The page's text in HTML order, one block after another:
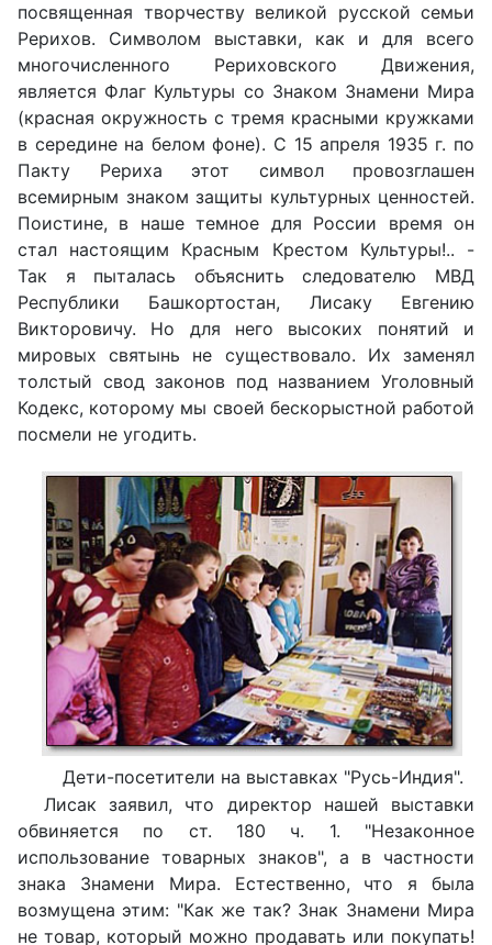
посвященная творчеству великой русской семьи
Рерихов. Символом выставки, как и для всего
многочисленного Рериховского Движения,
является Флаг Культуры со Знаком Знамени Мира
(красная окружность с тремя красными кружками
в середине на белом фоне). С 15 апреля 1935 г. по
Пакту Рериха этот символ провозглашен
всемирным знаком защиты культурных ценностей.
Поистине, в наше темное для России время он
стал настоящим Красным Крестом Культуры!.. -
Так я пыталась объяснить следователю МВД
Республики Башкортостан, Лисаку Евгению
Викторовичу. Но для него высоких понятий и
мировых святынь не существовало. Их заменял
толстый свод законов под названием Уголовный
Кодекс, которому мы своей бескорыстной работой
посмели не угодить.
Дети-посетители на выставках "Русь-Индия".
Лисак заявил, что директор нашей выставки
обвиняется по ст. 180 ч. 1. "Незаконное
использование товарных знаков", а в частности
знака Знамени Мира. Естественно, что я была
возмущена этим: "Как же так? Знак Знамени Мира
не товар, который можно продавать или покупать!